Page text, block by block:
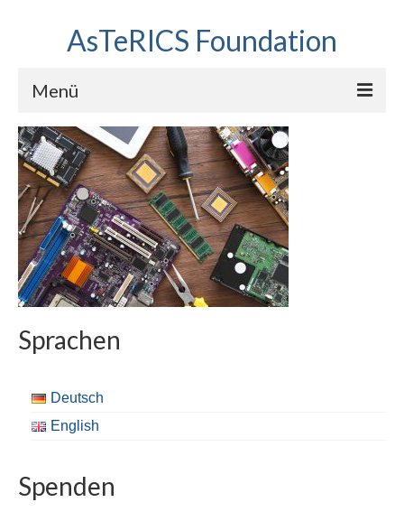
AsTeRICS Foundation
Menü
Projekte
Workshops
Über uns
Linkliste
Sprachen
Deutsch
English
Spenden